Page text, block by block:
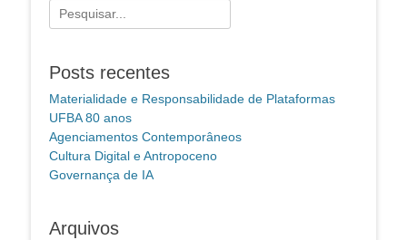
Pesquisar
por:
Posts recentes
Materialidade e Responsabilidade de Plataformas
UFBA 80 anos
Agenciamentos Contemporâneos
Cultura Digital e Antropoceno
Governança de IA
Arquivos